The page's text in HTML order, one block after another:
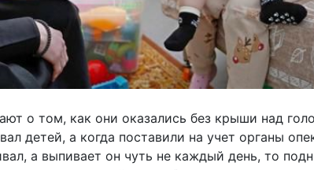
о том, как они оказались без крыши над
детей, а когда поставили на учет органы
а выпивает он чуть не каждый день, то